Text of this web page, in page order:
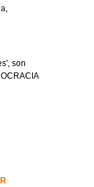
son